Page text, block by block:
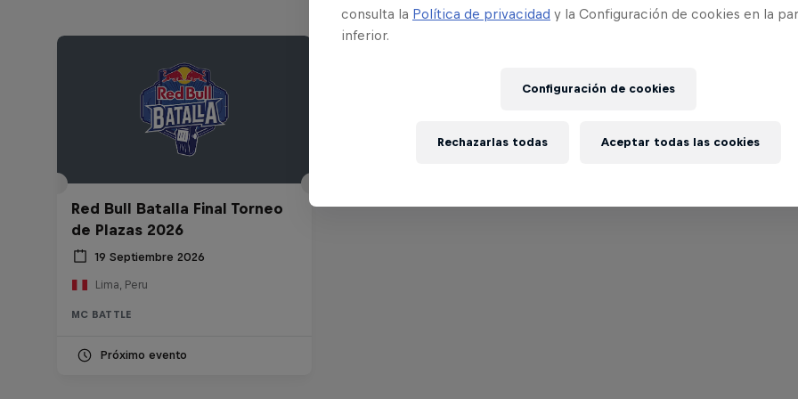
Red Bull Batalla Final Torneo
de Plazas 2026
19 Septiembre 2026
Lima, Peru
MC BATTLE
Próximo evento
consulta la Política de privacidad y la Configuración de cookies en la
inferior.
Configuración de cookies
Rechazarlas todas Aceptar todas las cookies